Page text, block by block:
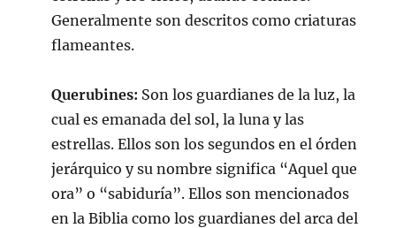
Generalmente son descritos como criaturas
flameantes.
Querubines: Son los guardianes de la luz, la
cual es emanada del sol, la luna y las
estrellas. Ellos son los segundos en el órden
jerárquico y su nombre significa “Aquel que
ora” o “sabiduría”. Ellos son mencionados
en la Biblia como los guardianes del arca del